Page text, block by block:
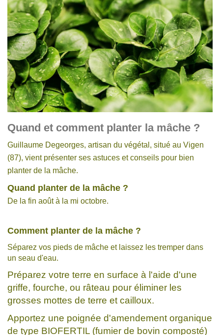
Quand et comment planter la mâche ?
Guillaume Degeorges, artisan du végétal, situé au Vigen
(87), vient présenter ses astuces et conseils pour bien
planter de la mâche.
Quand planter de la mâche ?
De la fin août à la mi octobre.
Comment planter de la mâche ?
Séparez vos pieds de mâche et laissez les tremper dans
un seau d'eau.
Préparez votre terre en surface à l'aide d'une
griffe, fourche, ou râteau pour éliminer les
grosses mottes de terre et cailloux.
Apportez une poignée d'amendement organique
de type BIOFERTIL (fumier de bovin composté)